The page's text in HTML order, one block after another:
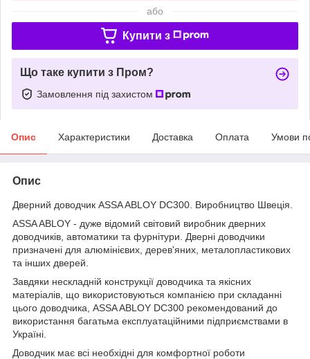
або
Купити з
Що таке купити з Пром?
Замовлення під захистом
Опис Характеристики Доставка Оплата Умови
Опис
Дверний доводчик ASSA ABLOY DC300. Виробництво Швеція.
ASSA ABLOY - дуже відомий світовий виробник дверних
доводчиків, автоматики та фурнітури. Дверні доводчики
призначені для алюмінієвих, дерев'яних, металопластикових
та інших дверей.
Завдяки нескладній конструкції доводчика та якісних
матеріалів, що використовуються компанією при складанні
цього доводчика, ASSA ABLOY DC300 рекомендований до
використання багатьма експлуатаційними підприємствами в
Україні.
Доводчик має всі необхідні для комфортної роботи